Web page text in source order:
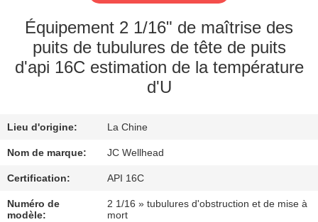
VISITE
D'USINE
QUALITÉ
CONTACTEZ-
NOUS
Équipement 2 1/16" de maîtrise des
puits de tubulures de tête de puits
d'api 16C estimation de la température
d'U
Lieu d'origine: La Chine
Nom de marque: JC Wellhead
Certification: API 16C
Numéro de
modèle:
2 1/16 » tubulures d'obstruction et de mise à
mort